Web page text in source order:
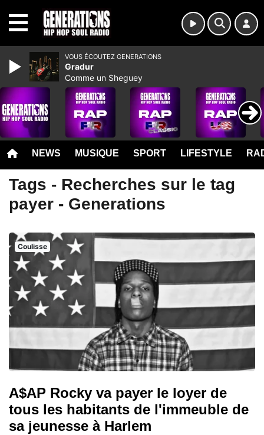
NEWS MUSIQUE SPORT LIFESTYLE
Tags - Recherches sur le tag
payer - Generations
Coulisse
A$AP Rocky va payer le loyer de
tous les habitants de l'immeuble de
sa jeunesse à Harlem
VOUS ÉCOUTEZ GENERATIONS
Gradur
Comme un Sheguey